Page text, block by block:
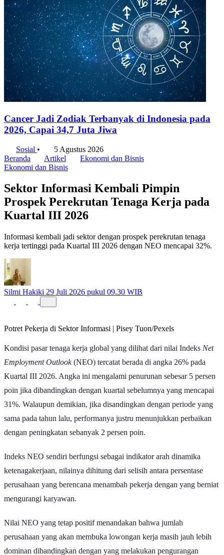
Cancer Jadi Zodiak Terbanyak di Indonesia pada
2026, Capai 34,7 Juta Jiwa
Sosial •
5 Agustus 2026
Beranda
Artikel
Ekonomi dan Bisnis
Ekonomi dan Bisnis
Sektor Informasi Kembali Pimpin
Prospek Perekrutan Tenaga Kerja pada
Kuartal III 2026
Informasi kembali jadi sektor dengan prospek perekrutan tenaga
kerja tertinggi pada Kuartal III 2026 dengan NEO mencapai 32%.
Silmi Hakiki 29 Juli 2026 pukul 09.30 WIB